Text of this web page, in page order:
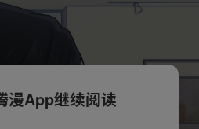
漫App继续阅读